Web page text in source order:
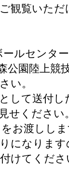
観覧いただ
ルセンタ
公園陸上競
い。
して送付し
せください。
お渡しし
になります
けてくださ